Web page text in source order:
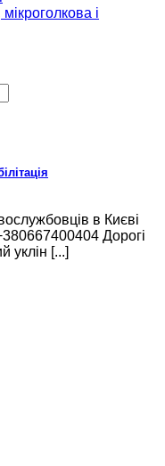
і
в Києві
Дорогі
уклін [...]